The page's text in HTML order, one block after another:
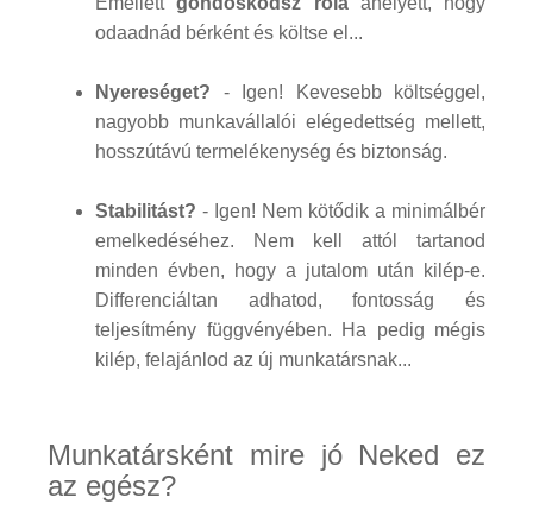
odaadnád bérként és költse el...
Nyereséget? - Igen! Kevesebb költséggel,
nagyobb munkavállalói elégedettség mellett,
hosszútávú termelékenység és biztonság.
Stabilitást? - Igen! Nem kötődik a minimálbér
emelkedéséhez. Nem kell attól tartanod
minden évben, hogy a jutalom után kilép-e.
Differenciáltan adhatod, fontosság és
teljesítmény függvényében. Ha pedig mégis
kilép, felajánlod az új munkatársnak...
Munkatársként mire jó Neked ez
az egész?